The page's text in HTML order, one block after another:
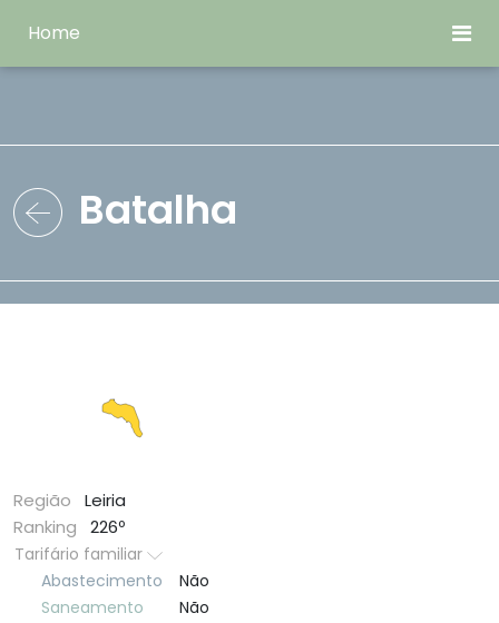
Home
Batalha
Região
Leiria
Ranking
226º
Tarifário familiar
Abastecimento
Não
Saneamento
Não